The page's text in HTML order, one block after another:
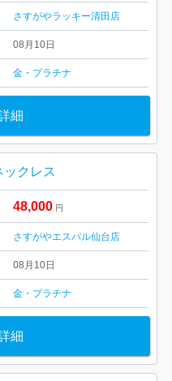
さすがやラッキー清田店
08月10日
金・プラチナ
細
ックレス
48,000 円
さすがやエスパル仙台店
08月10日
金・プラチナ
細